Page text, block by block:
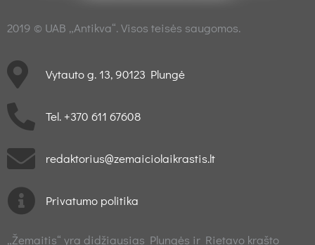
2019 © UAB „Antikva“. Visos teisės saugomos.
Vytauto g. 13, 90123 Plungė
Tel. +370 611 67608
redaktorius@zemaiciolaikrastis.lt
Privatumo politika
„Žemaitis“ yra didžiausias Plungės ir Rietavo krašto